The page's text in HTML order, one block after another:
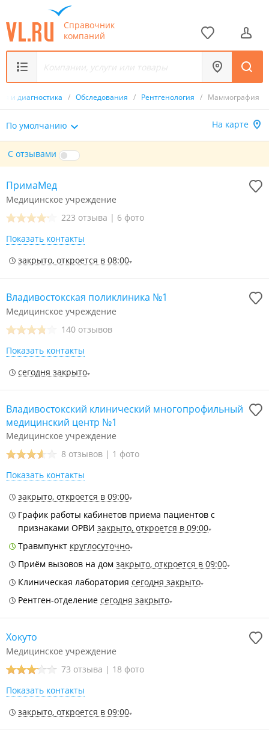
Справочник
компаний
и диагностика / Обследования / Рентгенология / Маммография
По умолчанию На карте
С отзывами
ПримаМед
Медицинское учреждение
223 отзыва | 6 фото
Показать контакты
закрыто, откроется в 08:00
Владивостокская поликлиника №1
Медицинское учреждение
140 отзывов
Показать контакты
сегодня закрыто
Владивостокский клинический многопрофильный
медицинский центр №1
Медицинское учреждение
8 отзывов | 1 фото
Показать контакты
закрыто, откроется в 09:00
График работы кабинетов приема пациентов с
признаками ОРВИ закрыто, откроется в 09:00
Травмпункт круглосуточно
Приём вызовов на дом закрыто, откроется в 09:00
Клиническая лаборатория сегодня закрыто
Рентген-отделение сегодня закрыто
Хокуто
Медицинское учреждение
73 отзыва | 18 фото
Показать контакты
закрыто, откроется в 09:00